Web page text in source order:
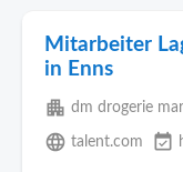
Mitarbeiter
in Enns
apartment dm drogerie
language talent.com event_available